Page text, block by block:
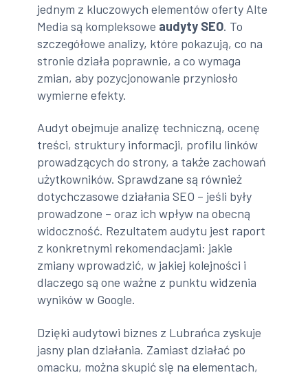
jednym z kluczowych elementów oferty Alte
Media są kompleksowe audyty SEO. To
szczegółowe analizy, które pokazują, co na
stronie działa poprawnie, a co wymaga
zmian, aby pozycjonowanie przyniosło
wymierne efekty.
Audyt obejmuje analizę techniczną, ocenę
treści, struktury informacji, profilu linków
prowadzących do strony, a także zachowań
użytkowników. Sprawdzane są również
dotychczasowe działania SEO – jeśli były
prowadzone – oraz ich wpływ na obecną
widoczność. Rezultatem audytu jest raport
z konkretnymi rekomendacjami: jakie
zmiany wprowadzić, w jakiej kolejności i
dlaczego są one ważne z punktu widzenia
wyników w Google.
Dzięki audytowi biznes z Lubrańca zyskuje
jasny plan działania. Zamiast działać po
omacku, można skupić się na elementach,